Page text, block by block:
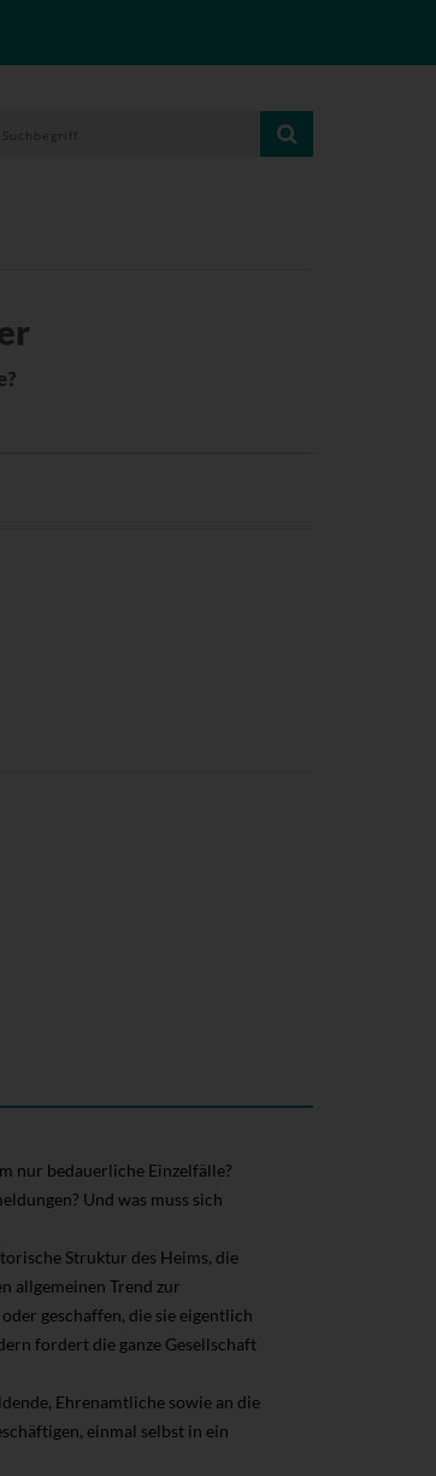
nur bedauerliche Einzelfälle?
Und was muss sich
Struktur des Heims, die
allgemeinen Trend zur
geschaffen, die sie eigentlich
fordert die ganze Gesellschaft
Ehrenamtliche sowie an die
einmal selbst in ein